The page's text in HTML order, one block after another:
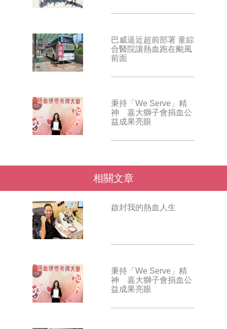
巴威逼近超前部署 童綜
合醫院讓熱血跑在颱風
前面
秉持「We Serve」精
神 嘉大獅子會捐血公
益成果亮眼
相關文章
啟封我的熱血人生
秉持「We Serve」精
神 嘉大獅子會捐血公
益成果亮眼